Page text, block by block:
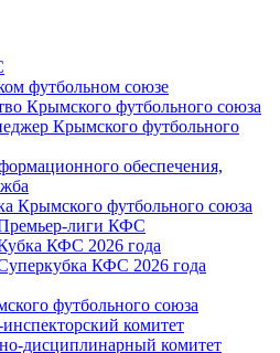
футбольном союзе
Крымского футбольного союза
Крымского футбольного
обеспечения,
Крымского футбольного союза
лиги КФС
КФС 2026 года
КФС 2026 года
футбольного союза
комитет
дисциплинарный комитет